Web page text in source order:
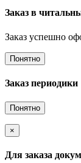
Заказ в
Заказ успешно
Понятно
Заказ периодики
Понятно
×
Для заказа